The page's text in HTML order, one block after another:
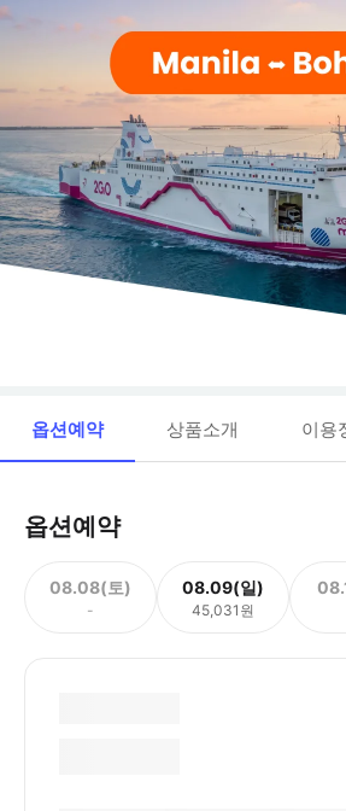
옵션예약 상품소개 이용
옵션예약
08.08(토)
-
08.09(일)
45,031원